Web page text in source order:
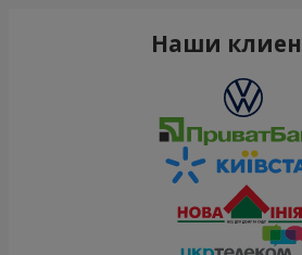
Наши